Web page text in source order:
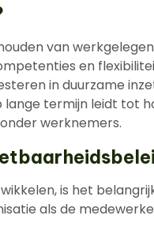
van
en
in duurzame
lange termijn leidt tot
werknemers.
is het
als de